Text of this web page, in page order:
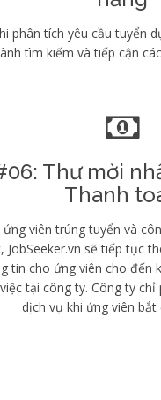
phân tích yêu cầu tuyển
tìm kiếm và tiếp cận
Thư mời
Thanh
ứng viên trúng tuyển và
JobSeeker.vn sẽ tiếp tục
tin cho ứng viên cho đến
tại công ty. Công ty
dịch vụ khi ứng viên bắt